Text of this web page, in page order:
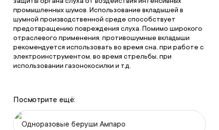
промышленных шумов. Использование вкладышей в
шумной производственной среде способствует
предотвращению повреждения слуха. Помимо широкого
отраслевого применения, противошумные вкладыши
рекомендуется использовать во время сна, при работе с
электроинструментом, во время стрельбы, при
использовании газонокосилки и т.д.
Посмотрите ещё:
Одноразовые беруши Ампаро